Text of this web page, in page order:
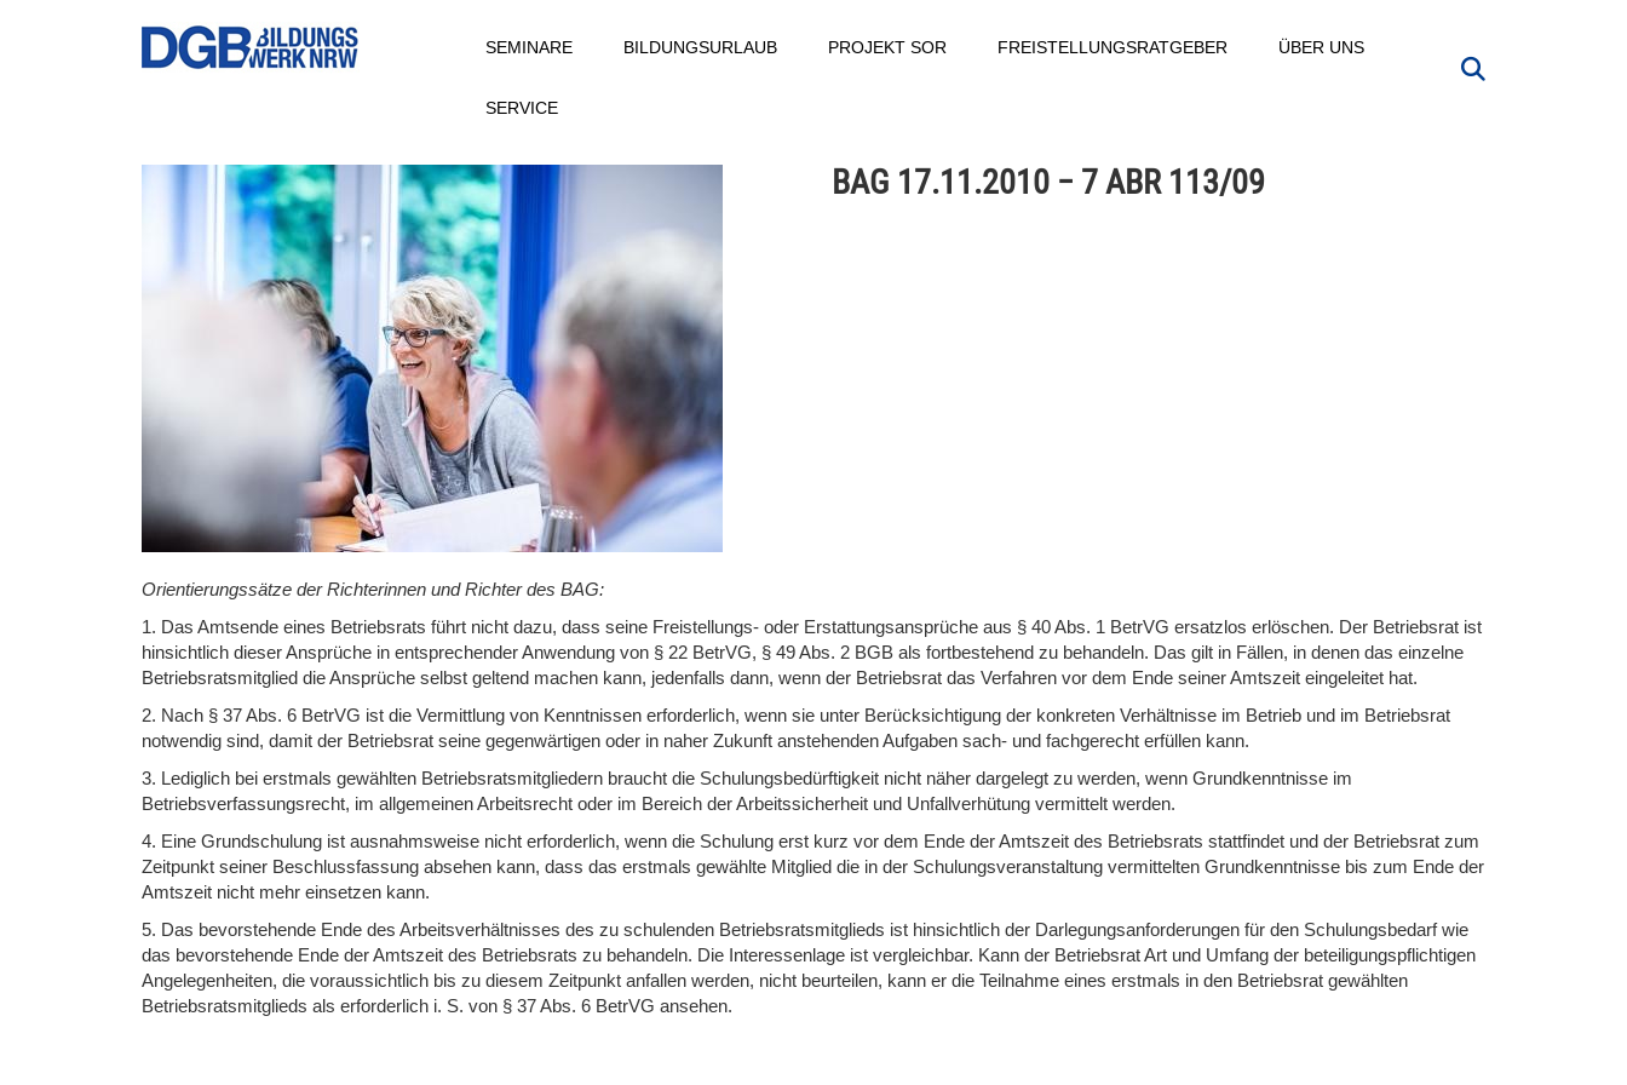
SEMINARE BILDUNGSURLAUB PROJEKT SOR FREISTELLUNGSRATGEBER ÜBER UNS
SERVICE
BAG 17.11.2010 − 7 ABR 113/09
Orientierungssätze der Richterinnen und Richter des BAG:
1. Das Amtsende eines Betriebsrats führt nicht dazu, dass seine Freistellungs- oder Erstattungsansprüche aus § 40 Abs. 1 BetrVG ersatzlos erlöschen. Der Betriebsrat ist
hinsichtlich dieser Ansprüche in entsprechender Anwendung von § 22 BetrVG, § 49 Abs. 2 BGB als fortbestehend zu behandeln. Das gilt in Fällen, in denen das einzelne
Betriebsratsmitglied die Ansprüche selbst geltend machen kann, jedenfalls dann, wenn der Betriebsrat das Verfahren vor dem Ende seiner Amtszeit eingeleitet hat.
2. Nach § 37 Abs. 6 BetrVG ist die Vermittlung von Kenntnissen erforderlich, wenn sie unter Berücksichtigung der konkreten Verhältnisse im Betrieb und im Betriebsrat
notwendig sind, damit der Betriebsrat seine gegenwärtigen oder in naher Zukunft anstehenden Aufgaben sach- und fachgerecht erfüllen kann.
3. Lediglich bei erstmals gewählten Betriebsratsmitgliedern braucht die Schulungsbedürftigkeit nicht näher dargelegt zu werden, wenn Grundkenntnisse im
Betriebsverfassungsrecht, im allgemeinen Arbeitsrecht oder im Bereich der Arbeitssicherheit und Unfallverhütung vermittelt werden.
4. Eine Grundschulung ist ausnahmsweise nicht erforderlich, wenn die Schulung erst kurz vor dem Ende der Amtszeit des Betriebsrats stattfindet und der Betriebsrat zum
Zeitpunkt seiner Beschlussfassung absehen kann, dass das erstmals gewählte Mitglied die in der Schulungsveranstaltung vermittelten Grundkenntnisse bis zum Ende der
Amtszeit nicht mehr einsetzen kann.
5. Das bevorstehende Ende des Arbeitsverhältnisses des zu schulenden Betriebsratsmitglieds ist hinsichtlich der Darlegungsanforderungen für den Schulungsbedarf wie
das bevorstehende Ende der Amtszeit des Betriebsrats zu behandeln. Die Interessenlage ist vergleichbar. Kann der Betriebsrat Art und Umfang der beteiligungspflichtigen
Angelegenheiten, die voraussichtlich bis zu diesem Zeitpunkt anfallen werden, nicht beurteilen, kann er die Teilnahme eines erstmals in den Betriebsrat gewählten
Betriebsratsmitglieds als erforderlich i. S. von § 37 Abs. 6 BetrVG ansehen.